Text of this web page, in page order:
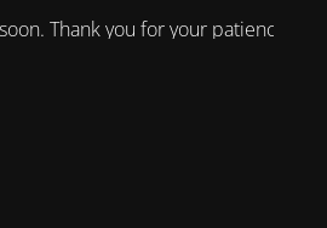
Thank you for your patience!